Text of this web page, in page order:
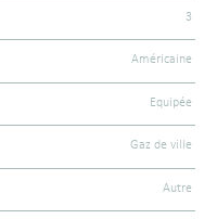
3
Américaine
Equipée
Gaz de ville
Autre